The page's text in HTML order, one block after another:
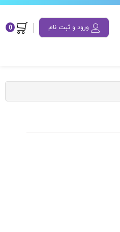
ورود و ثبت نام 0